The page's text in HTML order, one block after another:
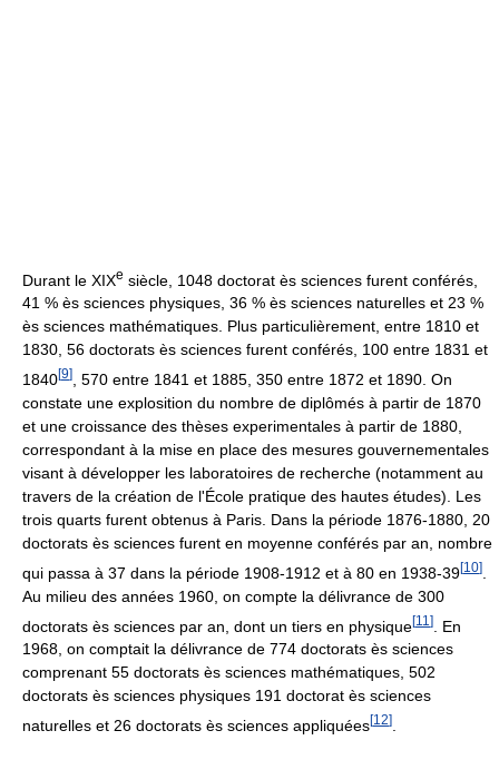
Durant le XIXe siècle, 1048 doctorat ès sciences furent conférés,
41 % ès sciences physiques, 36 % ès sciences naturelles et 23 %
ès sciences mathématiques. Plus particulièrement, entre 1810 et
1830, 56 doctorats ès sciences furent conférés, 100 entre 1831 et
1840[9]
, 570 entre 1841 et 1885, 350 entre 1872 et 1890. On
constate une explosition du nombre de diplômés à partir de 1870
et une croissance des thèses experimentales à partir de 1880,
correspondant à la mise en place des mesures gouvernementales
visant à développer les laboratoires de recherche (notamment au
travers de la création de l'École pratique des hautes études). Les
trois quarts furent obtenus à Paris. Dans la période 1876-1880, 20
doctorats ès sciences furent en moyenne conférés par an, nombre
qui passa à 37 dans la période 1908-1912 et à 80 en 1938-39[10]
Au milieu des années 1960, on compte la délivrance de 300
doctorats ès sciences par an, dont un tiers en physique[11 ]
. En
1968, on comptait la délivrance de 774 doctorats ès sciences
comprenant 55 doctorats ès sciences mathématiques, 502
doctorats ès sciences physiques 191 doctorat ès sciences
naturelles et 26 doctorats ès sciences appliquées[12]